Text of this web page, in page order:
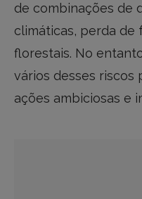
de combinações de
climáticas, perda de
florestais. No
vários desses riscos
ações ambiciosas e